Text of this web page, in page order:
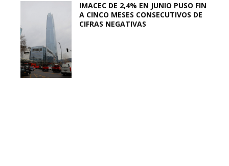
IMACEC DE 2,4% EN JUNIO PUSO FIN
A CINCO MESES CONSECUTIVOS DE
CIFRAS NEGATIVAS